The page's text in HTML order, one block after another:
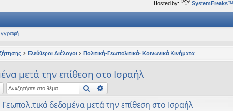
Hosted by: SystemFreaks™
Ελεύθεροι Διάλογοι Πολιτική-Γεωπολιτικά- Κοινωνικά Κινήματα
μετά την επίθεση στο Ισραήλ
Αναζήτηση
Γεωπολιτικά δεδομένα μετά την επίθεση στο Ισραήλ